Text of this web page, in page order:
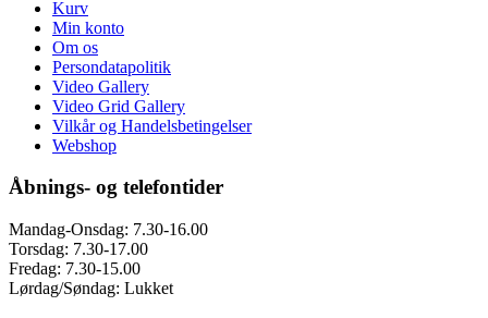
Kurv
Min konto
Om os
Persondatapolitik
Video Gallery
Video Grid Gallery
Vilkår og Handelsbetingelser
Webshop
Åbnings- og telefontider
Mandag-Onsdag: 7.30-16.00
Torsdag: 7.30-17.00
Fredag: 7.30-15.00
Lørdag/Søndag: Lukket